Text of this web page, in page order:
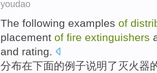
youdao
The following examples of
placement of fire extinguishers
and rating.
分布在下面的例子说明了 灭火器